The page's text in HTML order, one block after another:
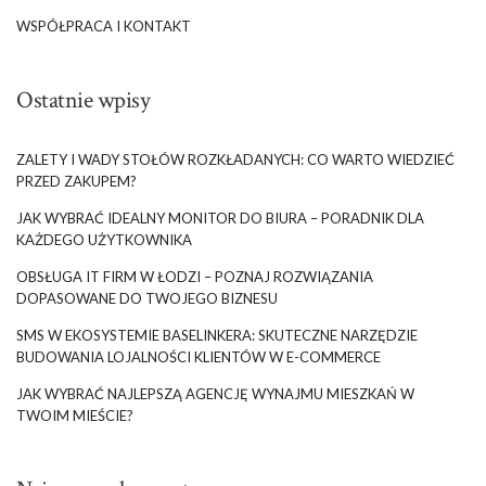
WSPÓŁPRACA I KONTAKT
Ostatnie wpisy
ZALETY I WADY STOŁÓW ROZKŁADANYCH: CO WARTO WIEDZIEĆ
PRZED ZAKUPEM?
JAK WYBRAĆ IDEALNY MONITOR DO BIURA – PORADNIK DLA
KAŻDEGO UŻYTKOWNIKA
OBSŁUGA IT FIRM W ŁODZI – POZNAJ ROZWIĄZANIA
DOPASOWANE DO TWOJEGO BIZNESU
SMS W EKOSYSTEMIE BASELINKERA: SKUTECZNE NARZĘDZIE
BUDOWANIA LOJALNOŚCI KLIENTÓW W E-COMMERCE
JAK WYBRAĆ NAJLEPSZĄ AGENCJĘ WYNAJMU MIESZKAŃ W
TWOIM MIEŚCIE?